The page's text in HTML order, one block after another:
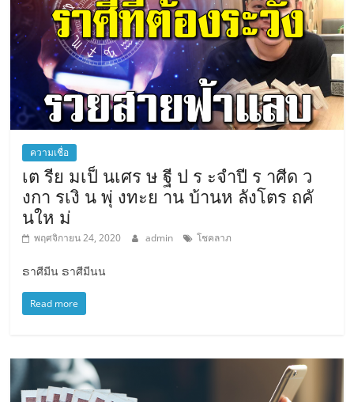
ความเชื่อ
เต รีย มเป็ นเศร ษ ฐี ป ร ะจำปี ร าศีด ว
งกา รเงิ น พุ่ งทะย าน บ้านห ลังโต​ร ถคั
นให ม่
พฤศจิกายน 24, 2020 admin โชคลาภ
ຣา​ศีมี​น ຣาศี​มี​นน
Read more